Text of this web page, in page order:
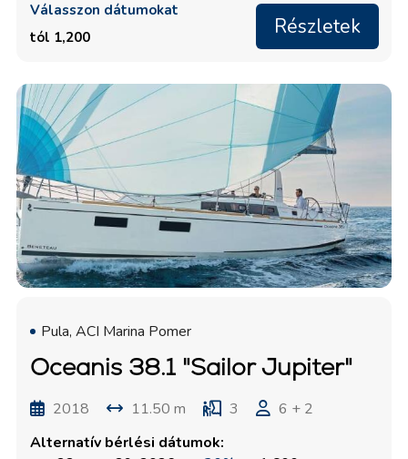
Válasszon dátumokat
tól 1,200
Részletek
Pula, ACI Marina Pomer
Oceanis 38.1 "Sailor Jupiter"
2018 11.50 m 3
6 + 2
Alternatív bérlési dátumok: